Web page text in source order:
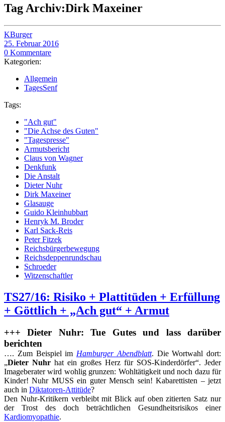
Tag Archiv:Dirk Maxeiner
KBurger
25. Februar 2016
0 Kommentare
Kategorien:
Allgemein
TagesSenf
Tags:
"Ach gut"
"Die Achse des Guten"
"Tagespresse"
Armutsbericht
Claus von Wagner
Denkfunk
Die Anstalt
Dieter Nuhr
Dirk Maxeiner
Glasauge
Guido Kleinhubbart
Henryk M. Broder
Karl Sack-Reis
Peter Fitzek
Reichsbürgerbewegung
Reichsdeppenrundschau
Schroeder
Witzenschaftler
TS27/16: Risiko + Plattitüden + Erfüllung
+ Göttlich + „Ach gut“ + Armut
+++ Dieter Nuhr: Tue Gutes und lass darüber
berichten
…. Zum Beispiel im Hamburger Abendblatt. Die Wortwahl dort:
„Dieter Nuhr hat ein großes Herz für SOS-Kinderdörfer“. Jeder
Imageberater wird wohlig grunzen: Wohltätigkeit und noch dazu für
Kinder! Nuhr MUSS ein guter Mensch sein! Kabarettisten – jetzt
auch in Diktatoren-Attitüde?
Den Nuhr-Kritikern verbleibt mit Blick auf oben zitierten Satz nur
der Trost des doch beträchtlichen Gesundheitsrisikos einer
Kardiomyopathie.